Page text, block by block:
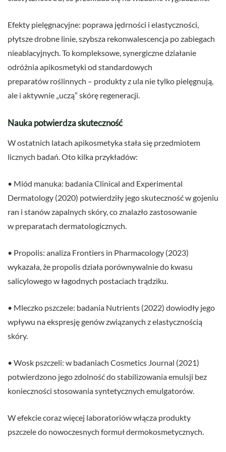
Efekty pielęgnacyjne: poprawa jędrności i elastyczności,
płytsze drobne linie, szybsza rekonwalescencja po zabiegach
nieablacyjnych. To kompleksowe, synergiczne działanie
odróżnia apikosmetyki od standardowych
preparatów roślinnych – produkty z ula nie tylko pielęgnują,
ale i aktywnie „uczą” skórę regeneracji.
Nauka potwierdza skuteczność
W ostatnich latach apikosmetyka stała się przedmiotem
licznych badań. Oto kilka przykładów:
• Miód manuka: badania Clinical and Experimental
Dermatology (2020) potwierdziły jego skuteczność w gojeniu
ran i stanów zapalnych skóry, co znalazło zastosowanie
w preparatach dermatologicznych.
• Propolis: analiza Frontiers in Pharmacology (2023)
wykazała, że propolis działa porównywalnie do kwasu
salicylowego w łagodnych postaciach trądziku.
• Mleczko pszczele: badania Nutrients (2022) dowiodły jego
wpływu na ekspresję genów związanych z elastycznością
skóry.
• Wosk pszczeli: w badaniach Cosmetics Journal (2021)
potwierdzono jego zdolność do stabilizowania emulsji bez
konieczności stosowania syntetycznych emulgatorów.
W efekcie coraz więcej laboratoriów włącza produkty
pszczele do nowoczesnych formuł dermokosmetycznych.